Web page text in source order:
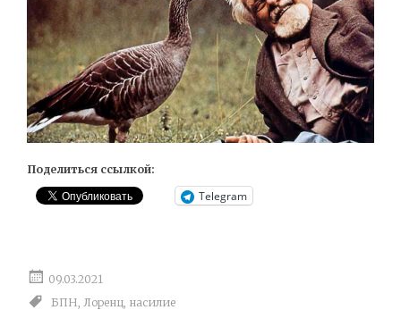
Поделиться ссылкой:
Telegram
09.03.2021
БПН Лоренц насилие